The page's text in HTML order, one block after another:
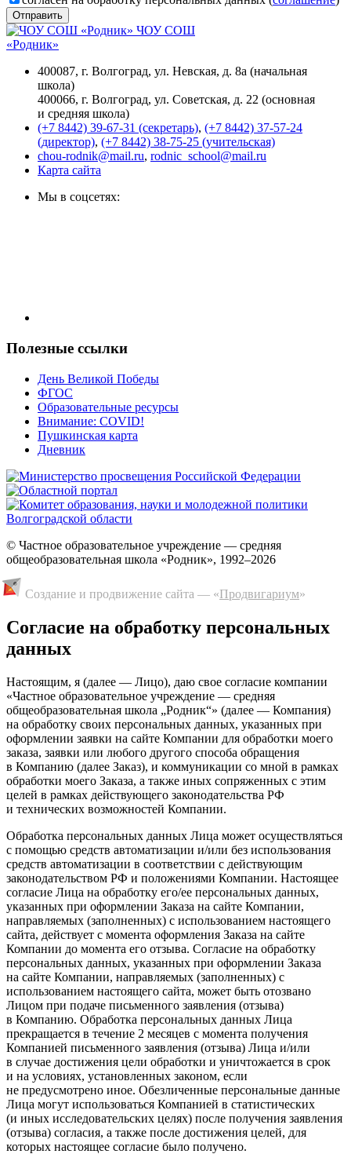
Отправить
ЧОУ СОШ
«Родник»
400087, г. Волгоград, ул. Невская, д. 8а (начальная
школа)
400066, г. Волгоград, ул. Советская, д. 22 (основная
и средняя школа)
(+7 8442) 39-67-31 (секретарь), (+7 8442) 37-57-24
(директор), (+7 8442) 38-75-25 (учительская)
chou-rodnik@mail.ru, rodnic_school@mail.ru
Карта сайта
Мы в соцсетях:
Полезные ссылки
День Великой Победы
ФГОС
Образовательные ресурсы
Внимание: COVID!
Пушкинская карта
Дневник
© Частное образовательное учреждение — средняя
общеобразовательная школа «Родник», 1992–2026
Создание и продвижение сайта — «Продвигариум»
Cогласие на обработку персональных
данных
Настоящим, я (далее — Лицо), даю свое согласие компании
«Частное образовательное учреждение — средняя
общеобразовательная школа „Родник“» (далее — Компания)
на обработку своих персональных данных, указанных при
оформлении заявки на сайте Компании для обработки моего
заказа, заявки или любого другого способа обращения
в Компанию (далее Заказ), и коммуникации со мной в рамках
обработки моего Заказа, а также иных сопряженных с этим
целей в рамках действующего законодательства РФ
и технических возможностей Компании.
Обработка персональных данных Лица может осуществляться
с помощью средств автоматизации и/или без использования
средств автоматизации в соответствии с действующим
законодательством РФ и положениями Компании. Настоящее
согласие Лица на обработку его/ее персональных данных,
указанных при оформлении Заказа на сайте Компании,
направляемых (заполненных) с использованием настоящего
сайта, действует с момента оформления Заказа на сайте
Компании до момента его отзыва. Согласие на обработку
персональных данных, указанных при оформлении Заказа
на сайте Компании, направляемых (заполненных) с
использованием настоящего сайта, может быть отозвано
Лицом при подаче письменного заявления (отзыва)
в Компанию. Обработка персональных данных Лица
прекращается в течение 2 месяцев с момента получения
Компанией письменного заявления (отзыва) Лица и/или
в случае достижения цели обработки и уничтожается в срок
и на условиях, установленных законом, если
не предусмотрено иное. Обезличенные персональные данные
Лица могут использоваться Компанией в статистических
(и иных исследовательских целях) после получения заявления
(отзыва) согласия, а также после достижения целей, для
которых настоящее согласие было получено.